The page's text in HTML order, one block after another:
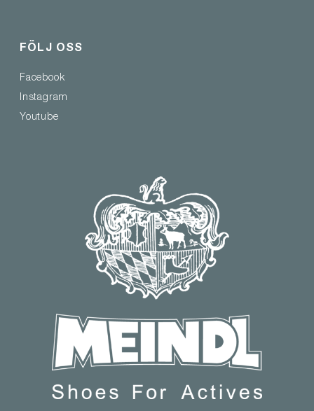
FÖLJ OSS
Facebook
Instagram
Youtube